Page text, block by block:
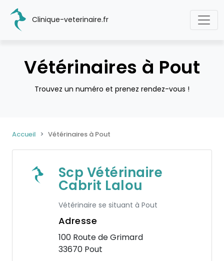
Clinique-veterinaire.fr
Vétérinaires à Pout
Trouvez un numéro et prenez rendez-vous !
Accueil Vétérinaires à Pout
Scp Vétérinaire
Cabrit Lalou
Vétérinaire se situant à Pout
Adresse
100 Route de Grimard
33670 Pout